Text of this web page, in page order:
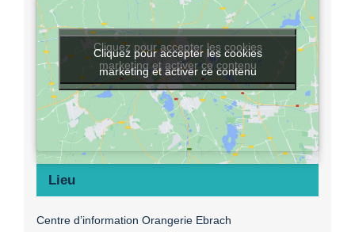
Lieu
Centre d’information Orangerie Ebrach
Cliquez pour accepter les cookies
marketing et activer ce contenu
Cliquez pour accepter les cookies
marketing et activer ce contenu